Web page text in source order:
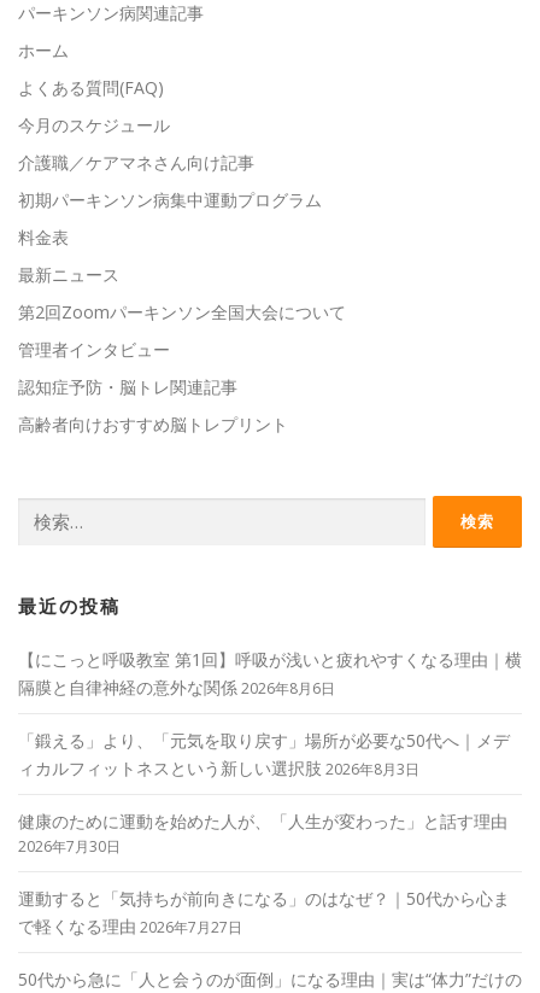
パーキンソン病関連記事
ホーム
よくある質問(FAQ)
今月のスケジュール
介護職／ケアマネさん向け記事
初期パーキンソン病集中運動プログラム
料金表
最新ニュース
第2回Zoomパーキンソン全国大会について
管理者インタビュー
認知症予防・脳トレ関連記事
高齢者向けおすすめ脳トレプリント
索:
最近の投稿
【にこっと呼吸教室 第1回】呼吸が浅いと疲れやすくなる理由｜横
隔膜と自律神経の意外な関係2026年8月6日
「鍛える」より、「元気を取り戻す」場所が必要な50代へ｜メデ
ィカルフィットネスという新しい選択肢 2026年8月3日
健康のために運動を始めた人が、「人生が変わった」と話す理由
2026年7月30日
運動すると「気持ちが前向きになる」のはなぜ？｜50代から心ま
で軽くなる理由 2026年7月27日
50代から急に「人と会うのが面倒」になる理由｜実は“体力”だけの